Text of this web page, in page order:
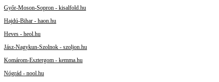
Győr-Moson-Sopron - kisalfold.hu
Hajdú-Bihar - haon.hu
Heves - heol.hu
Jász-Nagykun-Szolnok - szoljon.hu
Komárom-Esztergom - kemma.hu
Nógrád - nool.hu